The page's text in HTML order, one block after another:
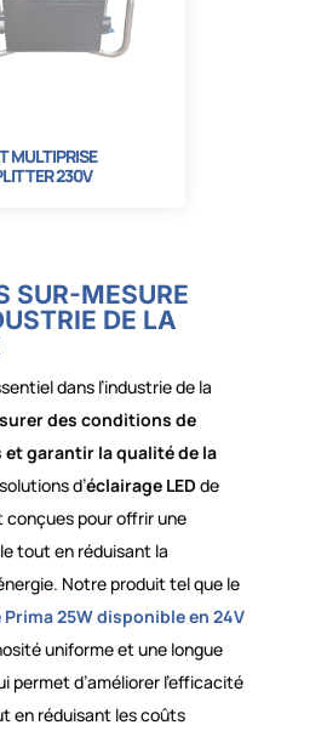
MULTIPRISE
230V
SUR-MESURE
DE LA
dans l’industrie de la
des conditions de
garantir la qualité de la
d’éclairage LED de
pour offrir une
tout en réduisant la
Notre produit tel que le
Prima 25W disponible en 24V
uniforme et une longue
permet d’améliorer l’efficacité
en réduisant les coûts